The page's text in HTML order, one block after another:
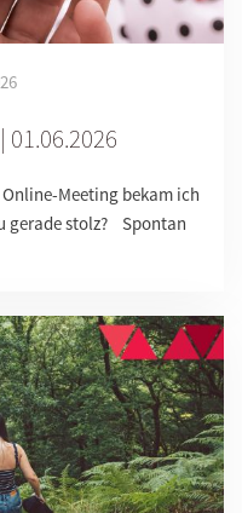
Meeting bekam ich
gerade stolz? Spontan